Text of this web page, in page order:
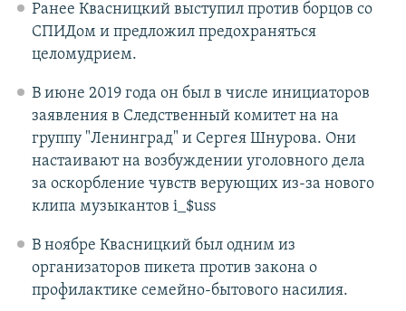
Ранее Квасницкий выступил против борцов со
СПИДом и предложил предохраняться
целомудрием.
В июне 2019 года он был в числе инициаторов
заявления в Следственный комитет на на
группу "Ленинград" и Сергея Шнурова. Они
настаивают на возбуждении уголовного дела
за оскорбление чувств верующих из-за нового
клипа музыкантов i_$uss
В ноябре Квасницкий был одним из
организаторов пикета против закона о
профилактике семейно-бытового насилия.